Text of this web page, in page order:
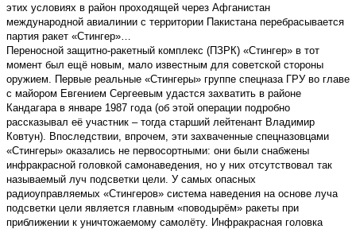
этих условиях в район проходящей через Афганистан
международной авиалинии с территории Пакистана перебрасывается
партия ракет «Стингер»…
Переносной защитно-ракетный комплекс (ПЗРК) «Стингер» в тот
момент был ещё новым, мало известным для советской стороны
оружием. Первые реальные «Стингеры» группе спецназа ГРУ во главе
с майором Евгением Сергеевым удастся захватить в районе
Кандагара в январе 1987 года (об этой операции подробно
рассказывал её участник – тогда старший лейтенант Владимир
Ковтун). Впоследствии, впрочем, эти захваченные спецназовцами
«Стингеры» оказались не первосортными: они были снабжены
инфракрасной головкой самонаведения, но у них отсутствовал так
называемый луч подсветки цели. У самых опасных
радиоуправляемых «Стингеров» система наведения на основе луча
подсветки цели является главным «поводырём» ракеты при
приближении к уничтожаемому самолёту. Инфракрасная головка